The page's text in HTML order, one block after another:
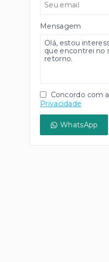
Mensagem
Concordo com a
Privacidade
WhatsApp